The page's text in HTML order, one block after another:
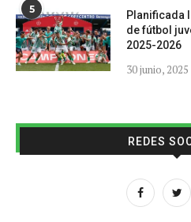
5
Planificada
de fútbol
2025-2026
30 junio, 2025
REDES